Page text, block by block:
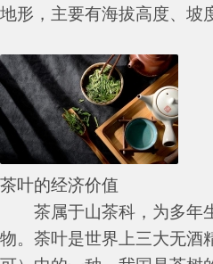
地形，主要有海拔高度、坡
茶叶的经济价值
茶属于山茶科，为多年
物。荼叶是世界上三大无酒